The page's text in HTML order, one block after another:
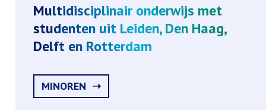
Multidisciplinair onderwijs met
studenten uit Leiden, Den Haag,
Delft en Rotterdam
MINOREN